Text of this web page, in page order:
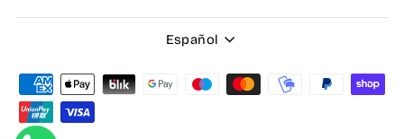
Idioma
Español